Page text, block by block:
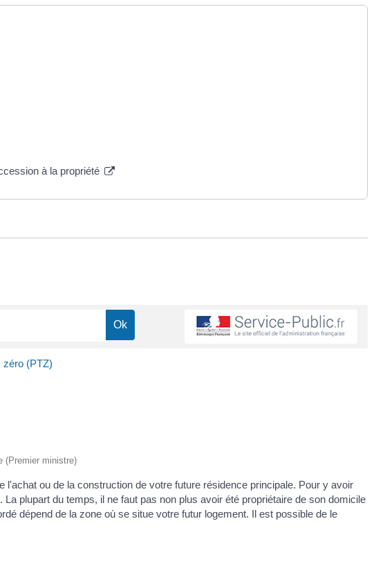
à la propriété
zéro (PTZ)
(Premier ministre)
ou de la construction de votre future résidence principale. Pour y avoir
plupart du temps, il ne faut pas non plus avoir été propriétaire de son domicile
dépend de la zone où se situe votre futur logement. Il est possible de le